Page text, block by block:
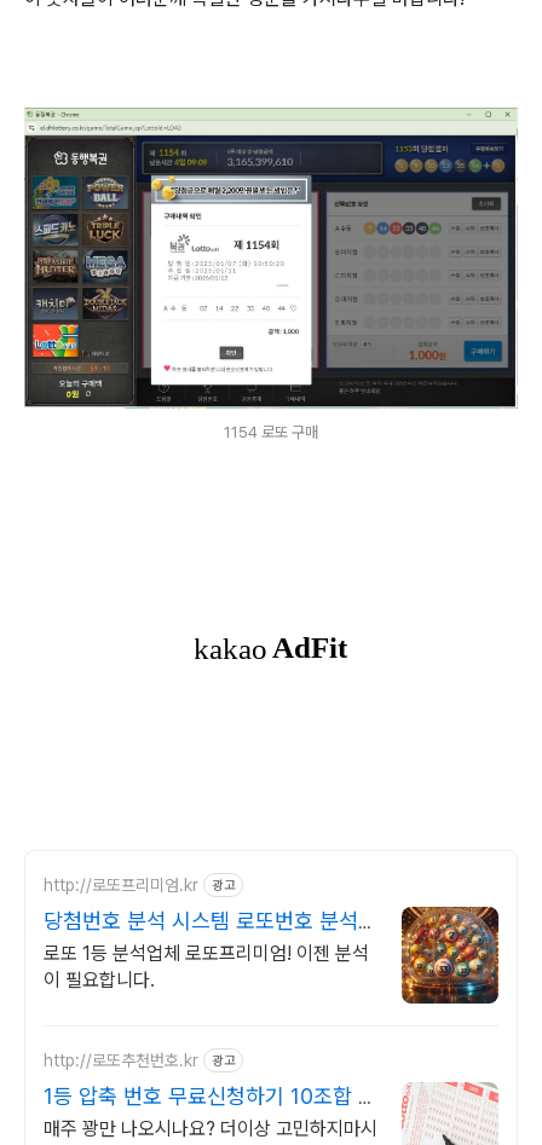
1154 로또 구매
http://로또프리미엄.kr 광고
당첨번호 분석 시스템 로또번호 분석업
체
로또 1등 분석업체 로또프리미엄! 이젠 분석
이 필요합니다.
http://로또추천번호.kr 광고
1등 압축 번호 무료신청하기 10조합 압
축번호무료신청하기
매주 꽝만 나오시나요? 더이상 고민하지마시